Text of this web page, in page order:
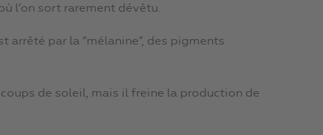
l’on sort rarement dévêtu.
arrêté par la “mélanine”, des pigments
de soleil, mais il freine la production de